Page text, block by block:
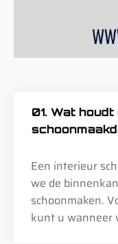
01. Wat
Een interieur
we de
schoonmaken.
kunt u wanneer